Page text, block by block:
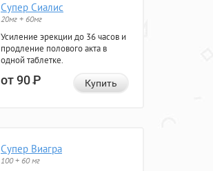
Супер Сиалис
20мг + 60мг
Усиление эрекции до 36 часов и
продление полового акта в
одной таблетке.
от 90Р Купить
Супер Виагра
100 + 60 мг